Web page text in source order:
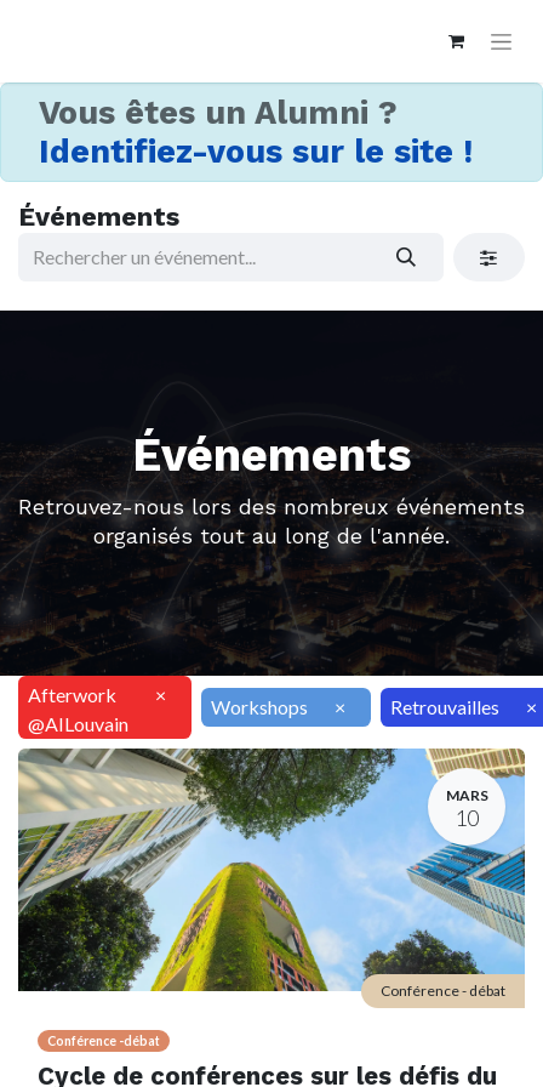
Vous êtes un Alumni ?
Identifiez-vous sur le site !
Événements
Événements
Retrouvez-nous lors des nombreux événements
organisés tout au long de l'année.
Afterwork
@AILouvain
×
Workshops × Retrouvailles ×
MARS
10
Conférence -débat
Cycle de conférences sur les défis du
Conférence - débat